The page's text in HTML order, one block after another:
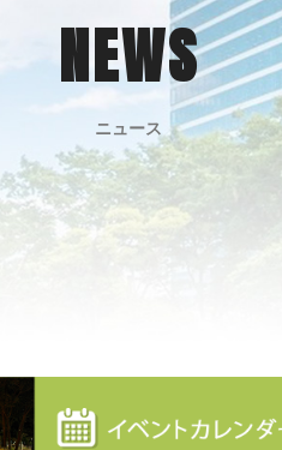
NEWS
ニュース